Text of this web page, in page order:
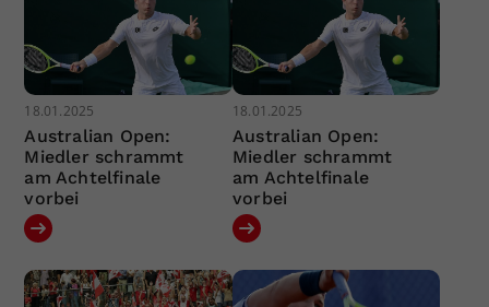
18.01.2025
Australian Open:
Miedler schrammt
am Achtelfinale
vorbei
18.01.2025
Australian Open:
Miedler schrammt
am Achtelfinale
vorbei